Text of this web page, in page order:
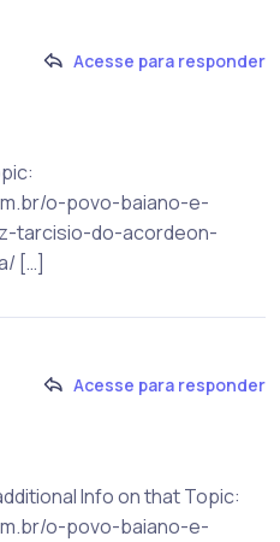
Acesse para responder
o-povo-baiano-e-
tarcisio-do-acordeon-
[…]
Acesse para responder
Info on that Topic:
o-povo-baiano-e-